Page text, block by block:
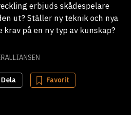
erbjuds skådespelare
ut? Ställer ny teknik och nya
på en ny typ av kunskap?
Dela Favorit